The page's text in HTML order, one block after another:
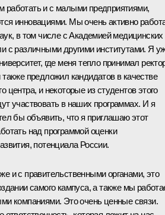
и с малыми предприятиями,
инновациями. Мы очень активно
в том числе с Академией медицинских
с различными другими институтами. Я
где меня тепло принимал
предложил кандидатов в качестве
центра, и некоторые из студентов этого
участвовать в наших программах. И я
бы объявить, что я приглашаю этот
над программой оценки
потенциала России.
и с правительственными органами, это
самого кампуса, а также мы
компаниями. Это очень ценные связи.